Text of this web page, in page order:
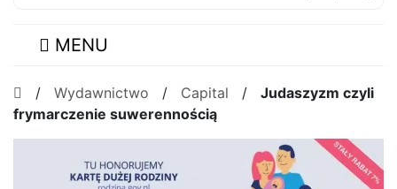
MENU
/ Wydawnictwo / Capital / Judaszyzm czyli
frymarczenie suwerennością